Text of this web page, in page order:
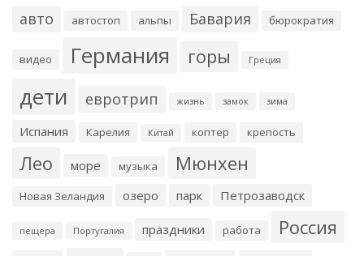
авто автостоп альпы Бавария бюрократия
видео Германия горы Греция
дети евротрип жизнь замок зима
Испания Карелия Китай коптер крепость
Лео море музыка Мюнхен
Новая Зеландия озеро парк Петрозаводск
пещера Португалия праздники работа Россия